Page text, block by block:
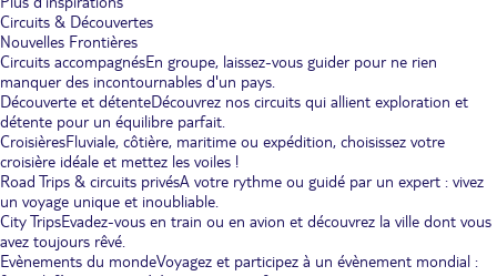
Circuits & Découvertes
Nouvelles Frontières
Circuits accompagnésEn groupe, laissez-vous guider pour ne rien
manquer des incontournables d'un pays.
Découverte et détenteDécouvrez nos circuits qui allient exploration et
détente pour un équilibre parfait.
CroisièresFluviale, côtière, maritime ou expédition, choisissez votre
croisière idéale et mettez les voiles !
Road Trips & circuits privésA votre rythme ou guidé par un expert : vivez
un voyage unique et inoubliable.
City TripsEvadez-vous en train ou en avion et découvrez la ville dont vous
avez toujours rêvé.
Evènements du mondeVoyagez et participez à un évènement mondial :